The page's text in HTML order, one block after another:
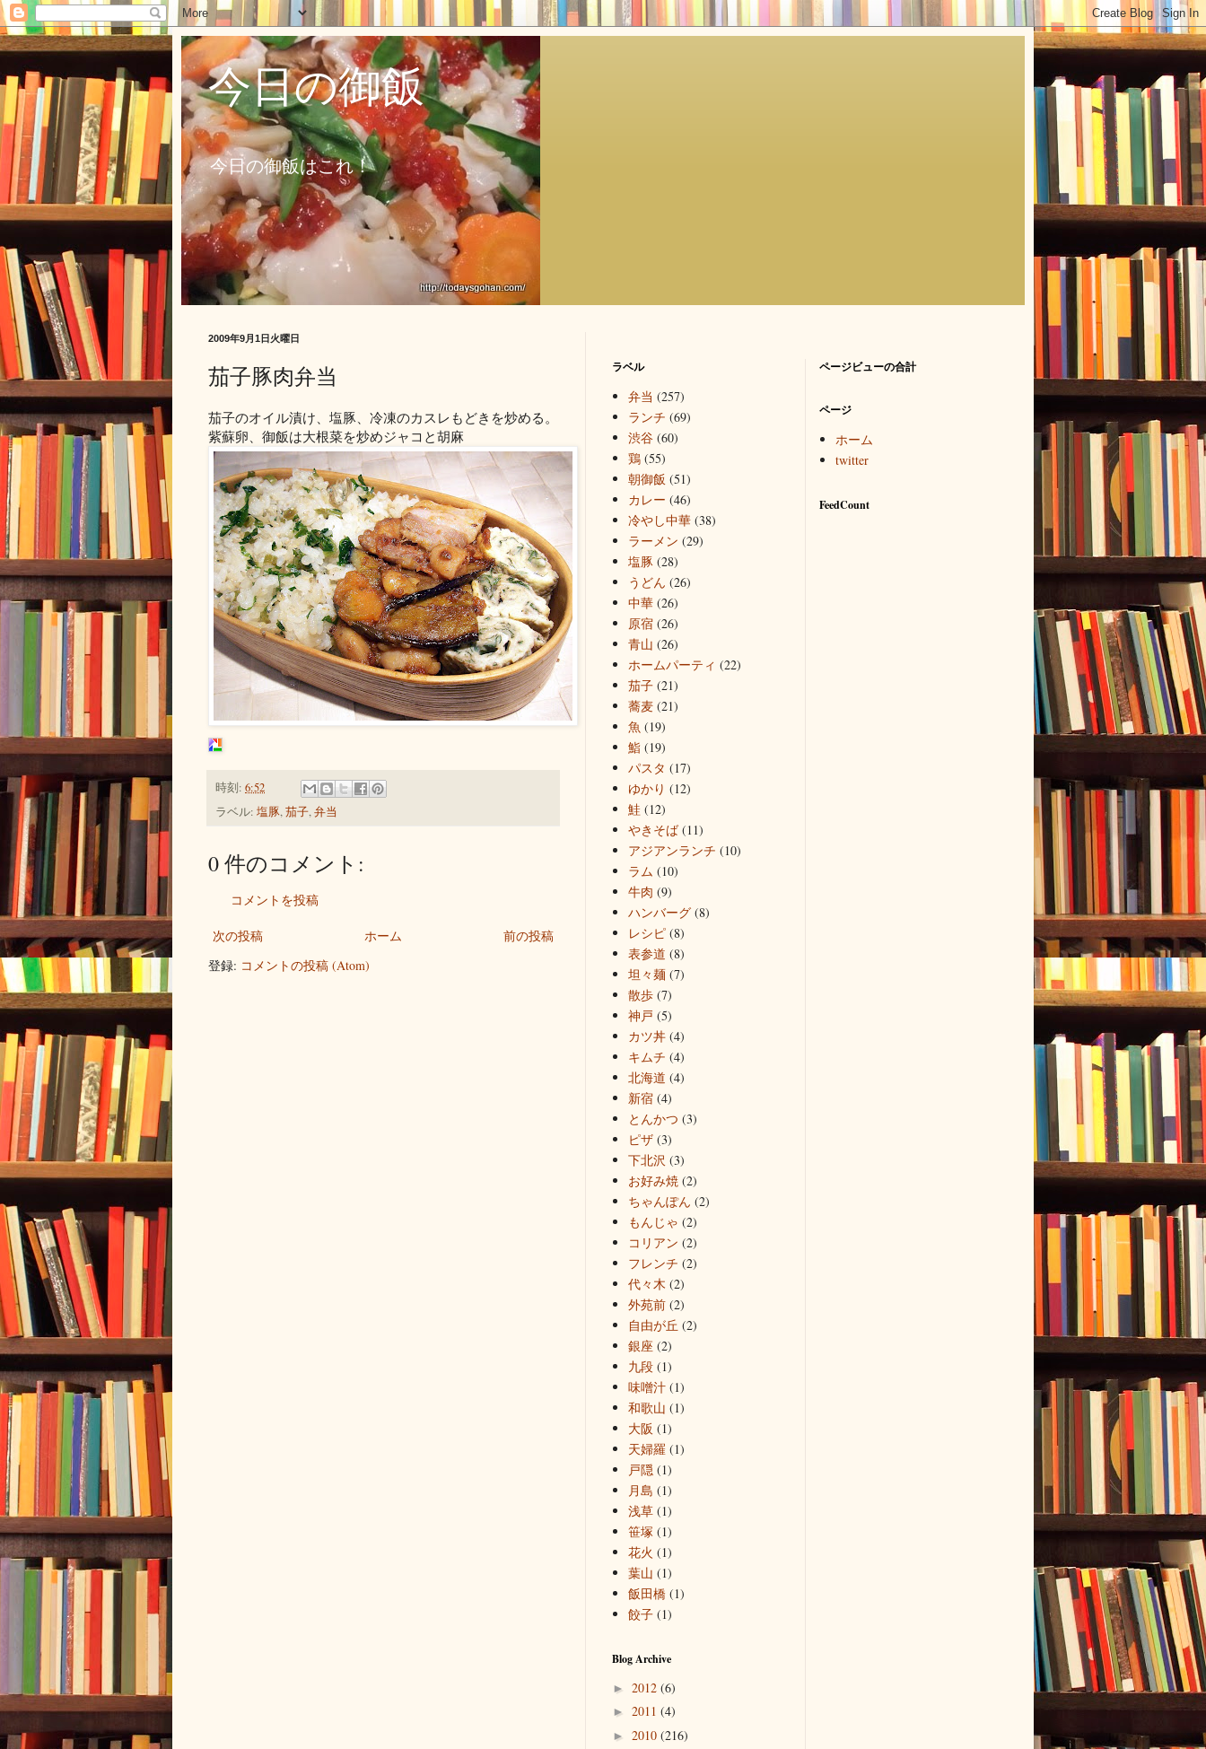
今日の御飯
今日の御飯はこれ！
2009年9月1日火曜日
茄子豚肉弁当
茄子のオイル漬け、塩豚、冷凍のカスレもどきを炒める。
紫蘇卵、御飯は大根菜を炒めジャコと胡麻
時刻: 6:52
ラベル: 塩豚,茄子,弁当
0 件のコメント:
コメントを投稿
次の投稿 前の投稿
ホーム
登録: コメントの投稿 (Atom)
ラベル
弁当 (257)
ランチ (69)
渋谷 (60)
鶏 (55)
朝御飯 (51)
カレー (46)
冷やし中華 (38)
ラーメン (29)
塩豚 (28)
うどん (26)
中華 (26)
原宿 (26)
青山 (26)
ホームパーティ (22)
茄子 (21)
蕎麦 (21)
魚 (19)
鮨 (19)
パスタ (17)
ゆかり (12)
鮭 (12)
やきそば (11)
アジアンランチ (10)
ラム (10)
牛肉 (9)
ハンバーグ (8)
レシピ (8)
表参道 (8)
坦々麺 (7)
散歩 (7)
神戸 (5)
カツ丼 (4)
キムチ (4)
北海道 (4)
新宿 (4)
とんかつ (3)
ピザ (3)
下北沢 (3)
お好み焼 (2)
ちゃんぽん (2)
もんじゃ (2)
コリアン (2)
フレンチ (2)
代々木 (2)
外苑前 (2)
自由が丘 (2)
銀座 (2)
九段 (1)
味噌汁 (1)
和歌山 (1)
大阪 (1)
天婦羅 (1)
戸隠 (1)
月島 (1)
浅草 (1)
笹塚 (1)
花火 (1)
葉山 (1)
飯田橋 (1)
餃子 (1)
Blog Archive
► 2012 (6)
► 2011 (4)
► 2010 (216)
ページビューの合計
ページ
ホーム
twitter
FeedCount